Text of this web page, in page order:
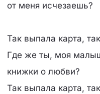
от меня исчезаешь?
Так выпала карта,
Где же ты, моя
книжки о любви?
Так выпала карта,